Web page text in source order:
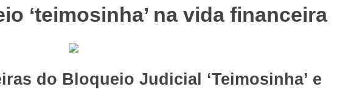
‘teimosinha’ na vida financeira
do Bloqueio Judicial ‘Teimosinha’ e